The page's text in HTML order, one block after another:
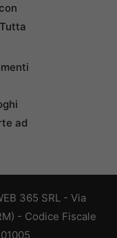
ad
365 SRL - Via
- Codice Fiscale